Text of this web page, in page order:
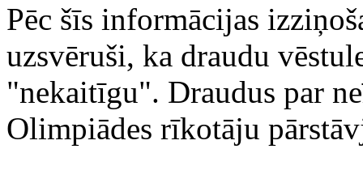
Pēc šīs informācijas
uzsvēruši, ka draudu
"nekaitīgu". Draudus par
Olimpiādes rīkotāju